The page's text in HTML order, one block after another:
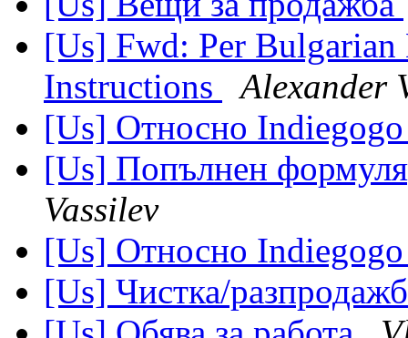
[Us] Fwd: Per Bulgarian
Instructions
Alexander
[Us] Относно
[Us] Попълнен
Vassilev
[Us] Относно
[Us] Чистка/